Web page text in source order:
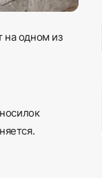
на одном из